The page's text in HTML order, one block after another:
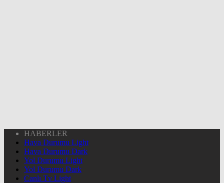
HABERLER
Hava Durumu Light
Hava Durumu Dark
Yol Durumu Light
Yol Durumu Dark
Canlı Tv Light